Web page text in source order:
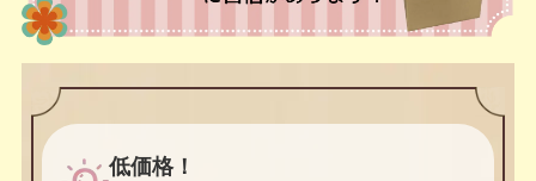
低価格！